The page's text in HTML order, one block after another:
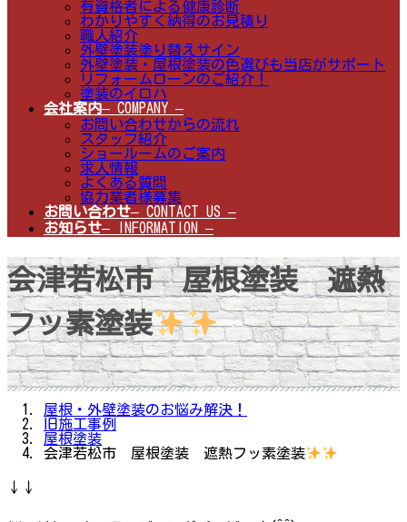
有資格者による健康診断
わかりやすく納得のお見積り
職人紹介
外壁塗装塗り替えサイン
外壁塗装・屋根塗装の色選びも当店がサポート
リフォームローンのご紹介！
塗装のイロハ
会社案内– COMPANY –
お問い合わせからの流れ
スタッフ紹介
ショールームのご案内
求人情報
よくある質問
協力業者様募集
お問い合わせ– CONTACT US –
お知らせ– INFORMATION –
会津若松市 屋根塗装 遮熱
フッ素塗装
屋根・外壁塗装のお悩み解決！
旧施工事例
屋根塗装
会津若松市 屋根塗装 遮熱フッ素塗装
↓↓